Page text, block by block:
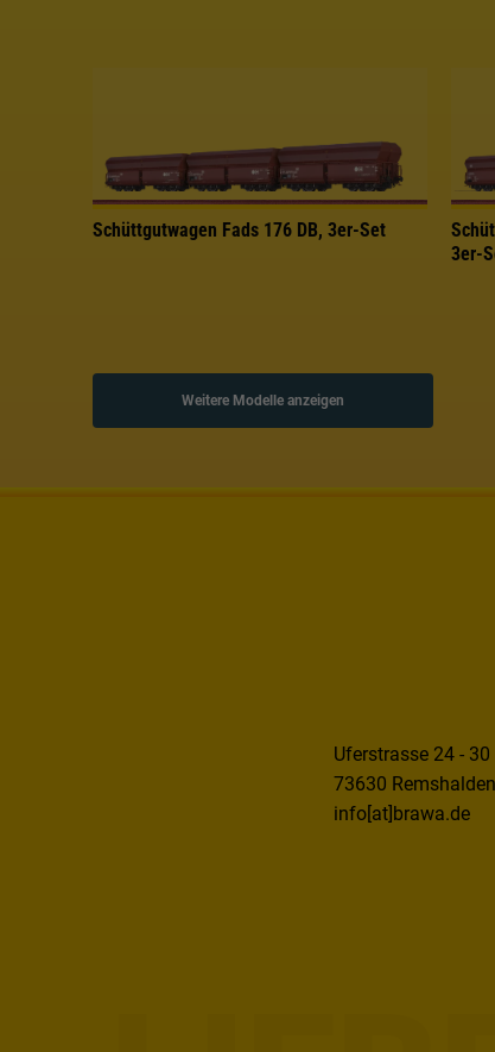
Schüttgutwagen Fads 176 DB, 3er-Set
3er-
Weitere Modelle anzeigen
Uferstrasse 24 - 30
73630 Remshalden
info[at]brawa.de